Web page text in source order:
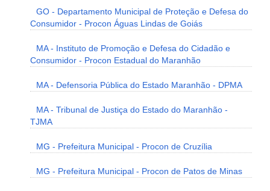
GO - Departamento Municipal de Proteção e Defesa do
Consumidor - Procon Águas Lindas de Goiás
MA - Instituto de Promoção e Defesa do Cidadão e
Consumidor - Procon Estadual do Maranhão
MA - Defensoria Pública do Estado Maranhão - DPMA
MA - Tribunal de Justiça do Estado do Maranhão -
TJMA
MG - Prefeitura Municipal - Procon de Cruzília
MG - Prefeitura Municipal - Procon de Patos de Minas